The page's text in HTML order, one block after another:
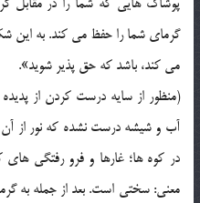
گرماي شما را حفظ مي کند. به اين
مي کند، باشد که حق پذير شويد».
(منظور از سايه درست کردن از
آب و شيشه درست نشده که نور از آن
در کوه ها؛ غارها و فرو رفتگي
معني: سختي است. بعد از جمله به